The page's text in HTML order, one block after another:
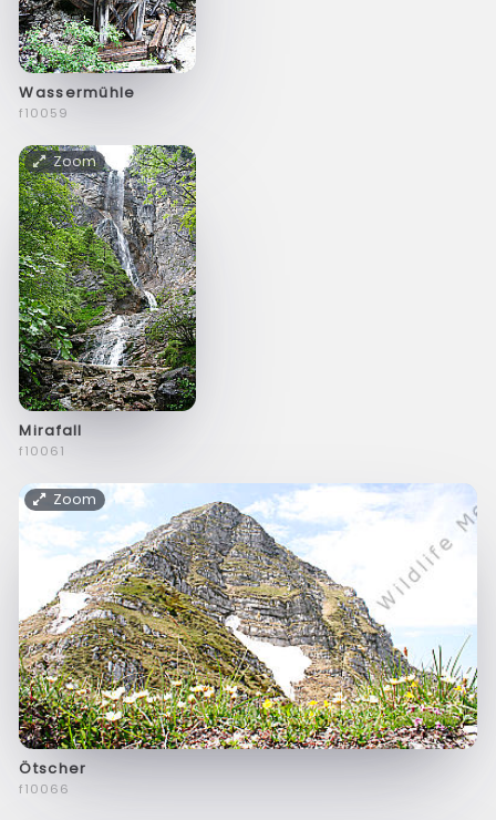
Wassermühle
f10059
Zoom
Mirafall
f10061
Zoom
Ötscher
f10066